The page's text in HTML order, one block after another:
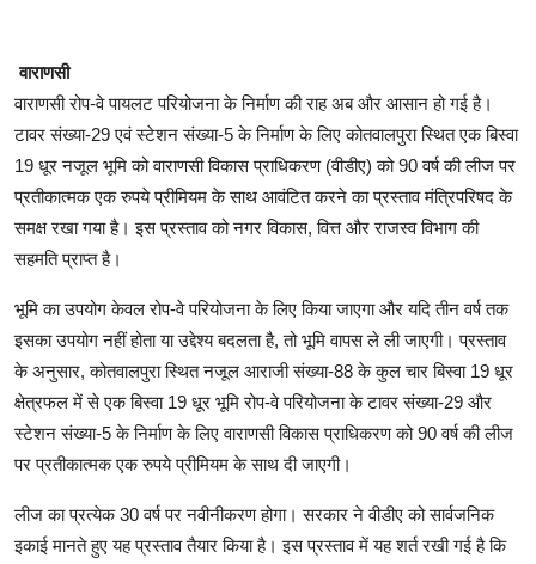
वाराणसी
वाराणसी रोप-वे पायलट परियोजना के निर्माण की राह अब और आसान हो गई है।
टावर संख्या-29 एवं स्टेशन संख्या-5 के निर्माण के लिए कोतवालपुरा स्थित एक बिस्वा
19 धूर नजूल भूमि को वाराणसी विकास प्राधिकरण (वीडीए) को 90 वर्ष की लीज पर
प्रतीकात्मक एक रुपये प्रीमियम के साथ आवंटित करने का प्रस्ताव मंत्रिपरिषद के
समक्ष रखा गया है। इस प्रस्ताव को नगर विकास, वित्त और राजस्व विभाग की
सहमति प्राप्त है।
भूमि का उपयोग केवल रोप-वे परियोजना के लिए किया जाएगा और यदि तीन वर्ष तक
इसका उपयोग नहीं होता या उद्देश्य बदलता है, तो भूमि वापस ले ली जाएगी। प्रस्ताव
के अनुसार, कोतवालपुरा स्थित नजूल आराजी संख्या-88 के कुल चार बिस्वा 19 धूर
क्षेत्रफल में से एक बिस्वा 19 धूर भूमि रोप-वे परियोजना के टावर संख्या-29 और
स्टेशन संख्या-5 के निर्माण के लिए वाराणसी विकास प्राधिकरण को 90 वर्ष की लीज
पर प्रतीकात्मक एक रुपये प्रीमियम के साथ दी जाएगी।
लीज का प्रत्येक 30 वर्ष पर नवीनीकरण होगा। सरकार ने वीडीए को सार्वजनिक
इकाई मानते हुए यह प्रस्ताव तैयार किया है। इस प्रस्ताव में यह शर्त रखी गई है कि